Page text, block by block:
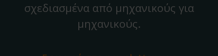
σχεδιασμένα από μηχανικούς για
μηχανικούς.